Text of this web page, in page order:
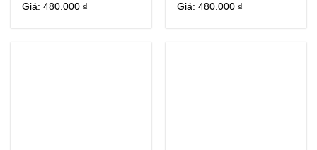
Giá:480.000 ₫
Giá:480.000 ₫